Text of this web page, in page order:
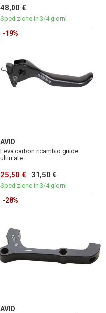
48,00 €
Spedizione in 3/4 giorni
-19%
AVID
Leva carbon ricambio guide
ultimate
25,50 € 31,50 €
Spedizione in 3/4 giorni
-28%
AVID